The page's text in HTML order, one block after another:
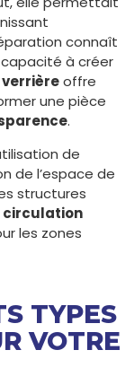
connaît
capacité à créer
verrièreoffre
une pièce
.
de
de l’espace de
structures
circulation
les zones
TYPES
VOTRE